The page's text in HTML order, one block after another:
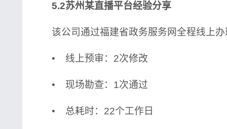
5.2苏州某直播平台经验分享
该公司通过福建省政务服务网全程线上办
• 线上预审：2次修改
• 现场勘查：1次通过
• 总耗时：22个工作日